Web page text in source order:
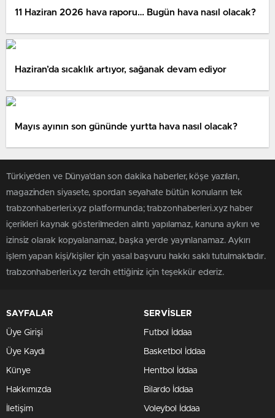
11 Haziran 2026 hava raporu… Bugün hava nasıl olacak?
Haziran’da sıcaklık artıyor, sağanak devam ediyor
Mayıs ayının son gününde yurtta hava nasıl olacak?
Türkiye'den ve Dünya’dan son dakika haberler, köşe yazıları,
magazinden siyasete, spordan seyahate bütün konuların tek
trabzonhaberleri.xyz platformunda; trabzonhaberleri.xyz haber
içerikleri kaynak gösterilmeden alıntı yapılamaz, kanuna aykırı ve
izinsiz olarak kopyalanamaz, başka yerde yayınlanamaz. Aykırı
işlem yapan kişi/kişiler için yasal başvuru hakkı saklı tutulmaktadır.
trabzonhaberleri.xyz tercih ettiğiniz için teşekkür ederiz.
SAYFALAR
Üye Girişi
Üye Kaydı
Künye
Hakkımızda
İletişim
SERVİSLER
Futbol İddaa
Basketbol İddaa
Hentbol İddaa
Bilardo İddaa
Voleybol İddaa